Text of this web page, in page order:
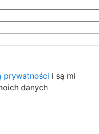
prywatności i są mi
danych